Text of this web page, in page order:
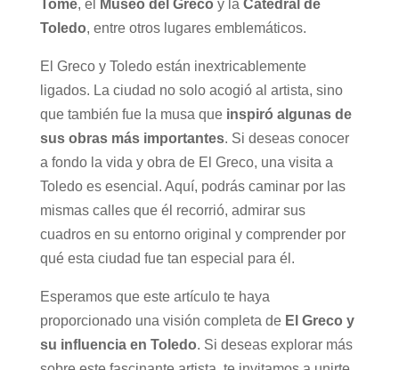
Tomé, el Museo del Greco y la Catedral de
Toledo, entre otros lugares emblemáticos.
El Greco y Toledo están inextricablemente
ligados. La ciudad no solo acogió al artista, sino
que también fue la musa queinspiró algunas de
sus obras más importantes. Si deseas conocer
a fondo la vida y obra de El Greco, una visita a
Toledo es esencial. Aquí, podrás caminar por las
mismas calles que él recorrió, admirar sus
cuadros en su entorno original y comprender por
qué esta ciudad fue tan especial para él.
Esperamos que este artículo te haya
proporcionado una visión completa deEl Greco y
su influencia en Toledo. Si deseas explorar más